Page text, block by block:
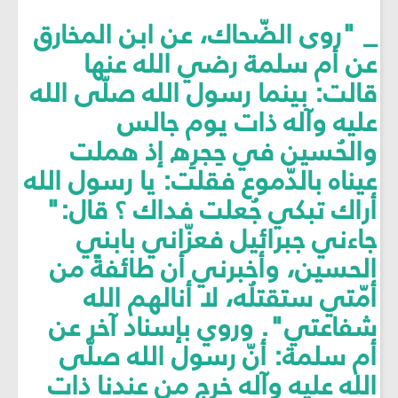
_ "روى الضّحاك، عن ابن المخارق
عن أم سلمة رضي الله عنها
قالت: بينما رسول الله صلّى الله
عليه وآله ذات يوم جالس
والحُسين في حِجرِه إذ هملت
عيناه بالدّموع فقلت: يا رسول الله
أراك تبكي جُعلت فداك ؟ قال:"
جاءني جبرائيل فعزّاني بابني
الحسين، وأخبرني أن طائفةً من
أمّتي ستقتلُه، لا أنالهم الله
شفاعتي". وروي بإسناد آخر عن
أم سلمة: أنّ رسول الله صلّى
الله عليه وآله خرج من عندنا ذات